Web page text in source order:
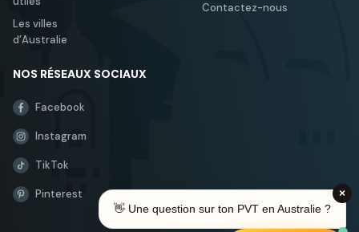
Les villes
d’Australie
Contactez-nous
NOS RÉSEAUX SOCIAUX
Facebook
Instagram
TikTok
Pinterest
×
👋 Une question sur ton PVT en Australie ?